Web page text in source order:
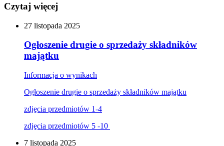
Czytaj więcej
27 listopada 2025
Ogłoszenie drugie o sprzedaży składników
majątku
Informacja o wynikach
Ogłoszenie drugie o sprzedaży składników majątku
zdjęcia przedmiotów 1-4
zdjęcia przedmiotów 5 -10
7 listopada 2025